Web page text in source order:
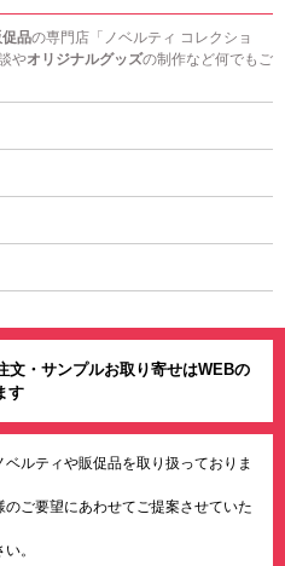
品の専門店「ノベルティ コレクショ
やオリジナルグッズの制作など何でもご
文・サンプルお取り寄せはWEBの
す
ルティや販促品を取り扱っておりま
ご要望にあわせてご提案させていた
。